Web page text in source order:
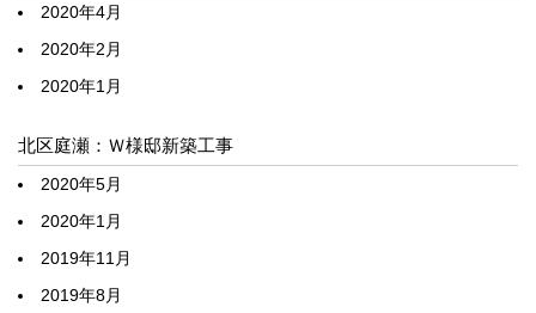
2020年4月
2020年2月
2020年1月
北区庭瀬：Ｗ様邸新築工事
2020年5月
2020年1月
2019年11月
2019年8月